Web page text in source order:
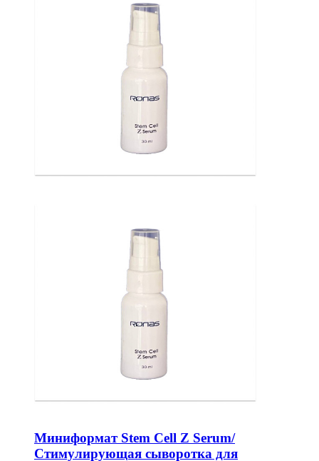
Миниформат Stem Cell Z Serum/
Стимулирующая сыворотка для